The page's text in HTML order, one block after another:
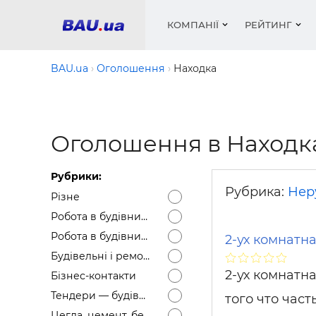
КОМПАНІЇ РЕЙТИНГ
Медіа
Вікна і
Сипучі
цемент
BAU.ua Оголошення Находка
Оголошення в
Рубрики:
Різне
Робота в будівництві — Вакансії
Робота в будівництві — Резюме
Будівельні і ремонтні послуги
Бізнес-контакти
Тендери — будівельні
Рубрика:
2-ух
2-ух
того что